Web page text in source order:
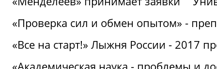
«Проверка сил и обмен опытом» -
«Все на старт!» Лыжня России - 2017
«Академическая наука - проблемы и